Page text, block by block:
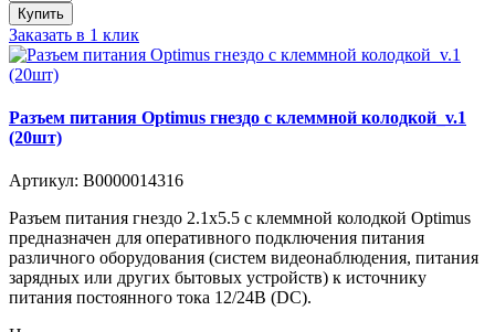
Купить
Заказать в 1 клик
Разъем питания Optimus гнездо с клеммной колодкой_v.1
(20шт)
Артикул: В0000014316
Разъем питания гнездо 2.1х5.5 с клеммной колодкой Optimus
предназначен для оперативного подключения питания
различного оборудования (систем видеонаблюдения, питания
зарядных или других бытовых устройств) к источнику
питания постоянного тока 12/24В (DC).